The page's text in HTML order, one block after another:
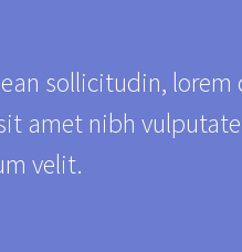
sollicitudin,
amet nibh
velit.